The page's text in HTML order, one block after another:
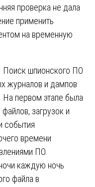
проверка не дала
применить
на временную
Поиск шпионского ПО
журналов и дампов
первом этапе была
загрузок и
события
времени
ПО.
каждую ночь
файла в